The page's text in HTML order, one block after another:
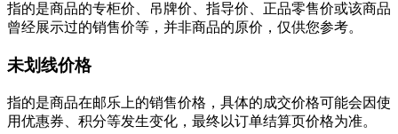
指的是商品的专柜价、吊牌价、指导价、正品零售价或该商品
曾经展示过的销售价等，并非商品的原价，仅供您参考。
未划线价格
指的是商品在邮乐上的销售价格，具体的成交价格可能会因使
用优惠券、积分等发生变化，最终以订单结算页价格为准。